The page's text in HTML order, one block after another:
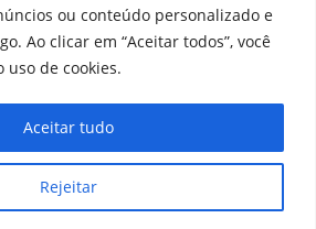
ou conteúdo personalizado e
Ao clicar em “Aceitar todos”, você
uso de cookies.
Rejeitar
Aceitar tudo
de cookies Serviços